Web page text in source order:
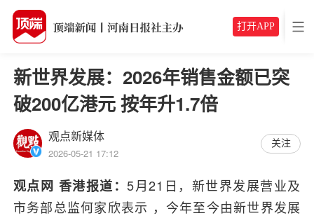
打开APP
新世界发展：2026年销售金额已突
破200亿港元 按年升1.7倍
观点新媒体
2026-05-21 17:12
关注
观点网 香港报道：5月21日，新世界发展营业及
市务部总监何家欣表示 ，今年至今由新世界发展